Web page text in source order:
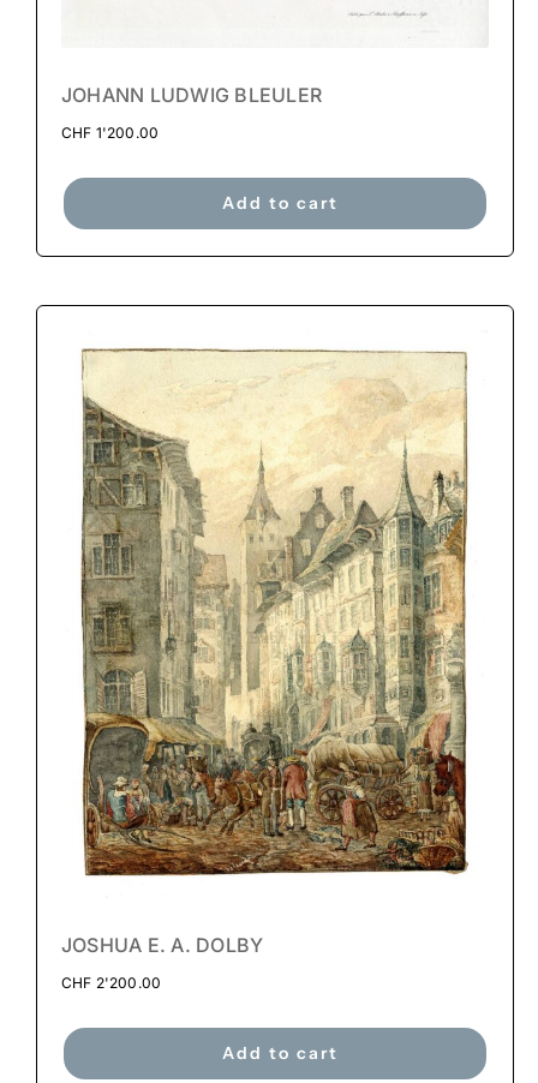
JOHANN LUDWIG BLEULER
CHF 1'200.00
Add to cart
JOSHUA E. A. DOLBY
CHF 2'200.00
Add to cart